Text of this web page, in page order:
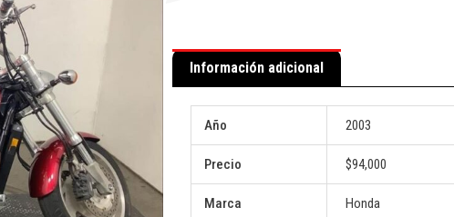
Información adicional
Año 2003
Precio $94,000
Marca Honda